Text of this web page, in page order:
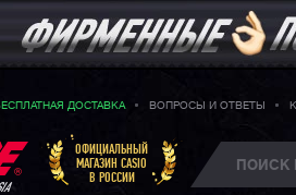
ДОСТАВКА ВОПРОСЫ И ОТВЕТЫ
ОФИЦИАЛЬНЫЙ
МАГАЗИН CASIO
В РОССИИ